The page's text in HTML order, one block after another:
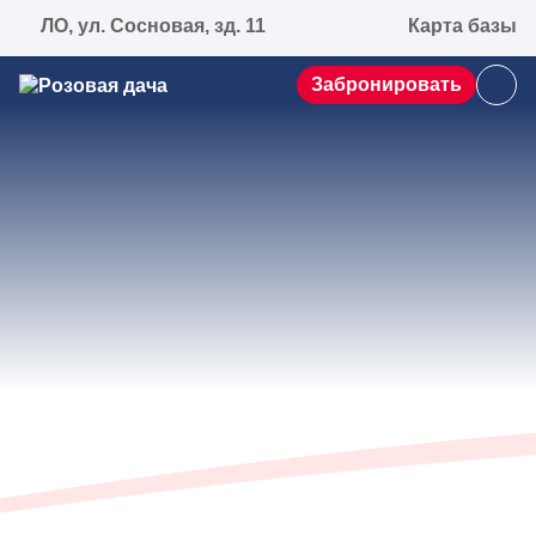
ЛО, ул. Сосновая, зд. 11 Карта базы
Забронировать